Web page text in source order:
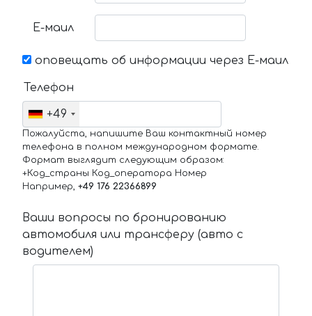
Е-маил
оповещать об информации через Е-маил
Телефон
+49
Пожалуйста, напишите Ваш контактный номер
телефона в полном международном формате.
Формат выглядит следующим образом:
+Код_страны Код_оператора Номер
Например, +49 176 22366899
Ваши вопросы по бронированию
автомобиля или трансферу (авто с
водителем)